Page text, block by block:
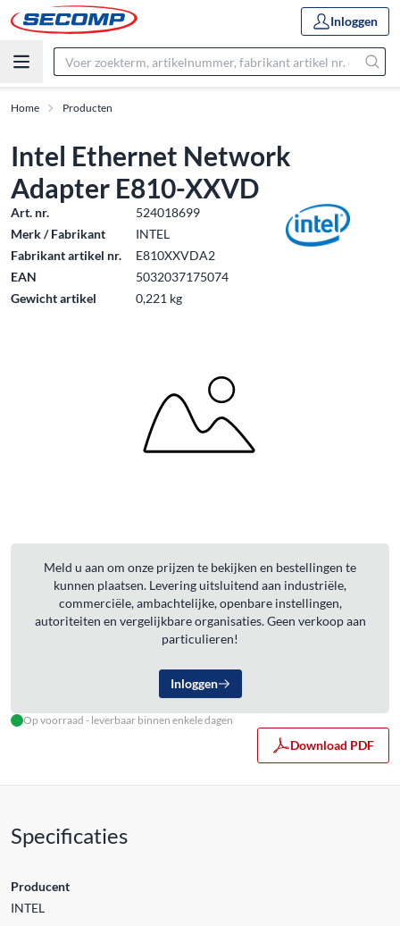
Inloggen
Home Producten
Intel Ethernet Network
Adapter E810-XXVD
Art. nr.
524018699
Merk / Fabrikant
INTEL
Fabrikant artikel nr.
E810XXVDA2
EAN
5032037175074
Gewicht artikel
0,221 kg
Meld u aan om onze prijzen te bekijken en bestellingen te
kunnen plaatsen. Levering uitsluitend aan industriële,
commerciële, ambachtelijke, openbare instellingen,
autoriteiten en vergelijkbare organisaties. Geen verkoop aan
particulieren!
Inloggen
Op voorraad - leverbaar binnen enkele dagen
Download PDF
Specificaties
Producent
INTEL